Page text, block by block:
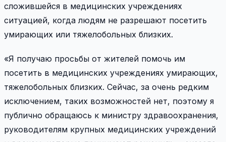
сложившейся в медицинских учреждениях
ситуацией, когда людям не разрешают посетить
умирающих или тяжелобольных близких.
«Я получаю просьбы от жителей помочь им
посетить в медицинских учреждениях умирающих,
тяжелобольных близких. Сейчас, за очень редким
исключением, таких возможностей нет, поэтому я
публично обращаюсь к министру здравоохранения,
руководителям крупных медицинских учреждений